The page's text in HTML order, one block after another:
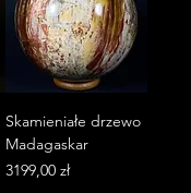
Skamieniałe drzewo
Madagaskar
Cena
3199,00 zł